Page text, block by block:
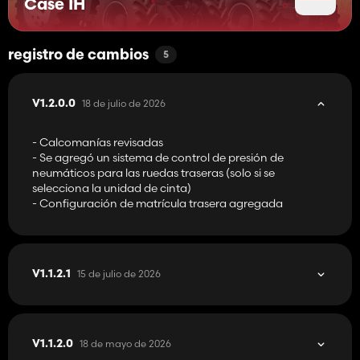
Case IH
registro de cambios 5
V1.2.0.0 18 de julio de 2026
- Calcomanías revisadas
- Se agregó un sistema de control de presión de
neumáticos para las ruedas traseras (solo si se
selecciona la unidad de cinta)
- Configuración de matrícula trasera agregada
V1.1.2.1 15 de julio de 2026
V1.1.2.0 18 de mayo de 2026